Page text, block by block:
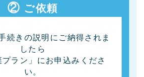
② ご依頼
続きの説明にご納得されま
したら
プラン」にお申込みくださ
い。